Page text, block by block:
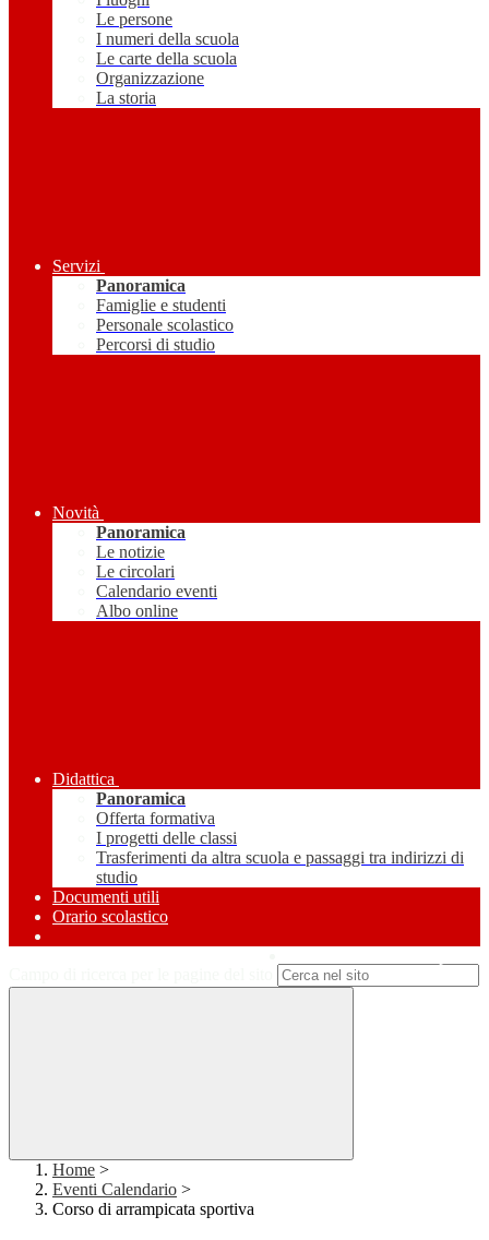
Le persone
I numeri della scuola
Le carte della scuola
Organizzazione
La storia
Servizi
Panoramica
Famiglie e studenti
Personale scolastico
Percorsi di studio
Novità
Panoramica
Le notizie
Le circolari
Calendario eventi
Albo online
Didattica
Panoramica
Offerta formativa
I progetti delle classi
Trasferimenti da altra scuola e passaggi tra indirizzi di
studio
Documenti utili
Orario scolastico
Home >
Eventi Calendario >
Corso di arrampicata sportiva